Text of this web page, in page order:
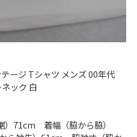
ージ Tシャツ メンズ 00年代
ック 白
）71cm 着幅（脇から脇）